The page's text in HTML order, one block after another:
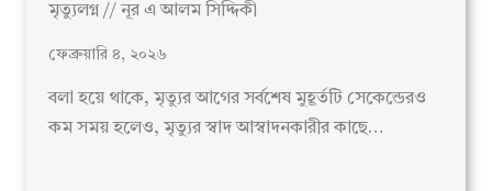
মৃত্যুলগ্ন // নূর এ আলম সিদ্দিকী
ফেব্রুয়ারি ৪, ২০২৬
বলা হয়ে থাকে, মৃত্যুর আগের সর্বশেষ মুহূর্তটি সেকেন্ডেরও
কম সময় হলেও, মৃত্যুর স্বাদ আস্বাদনকারীর কাছে…